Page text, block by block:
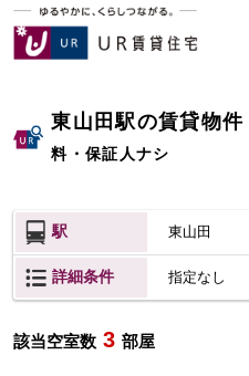
東山田駅の賃貸物件
料・保証人ナシ
駅 東山田
詳細条件 指定なし
該当空室数 3 部屋